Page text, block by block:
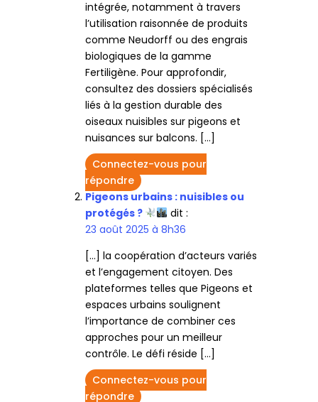
intégrée, notamment à travers
l’utilisation raisonnée de produits
comme Neudorff ou des engrais
biologiques de la gamme
Fertiligène. Pour approfondir,
consultez des dossiers spécialisés
liés à la gestion durable des
oiseaux nuisibles sur pigeons et
nuisances sur balcons. […]
Connectez-vous pour
répondre
Pigeons urbains : nuisibles ou
protégés ?
dit :
23 août 2025 à 8h36
[…] la coopération d’acteurs variés
et l’engagement citoyen. Des
plateformes telles que Pigeons et
espaces urbains soulignent
l’importance de combiner ces
approches pour un meilleur
contrôle. Le défi réside […]
Connectez-vous pour
répondre